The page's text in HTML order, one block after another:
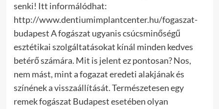
senki! Itt informálódhat:
http://www.dentiumimplantcenter.hu/fogaszat-
budapest A fogászat ugyanis csúcsminőségű
esztétikai szolgáltatásokat kínál minden kedves
betérő számára. Mit is jelent ez pontosan? Nos,
nem mást, mint a fogazat eredeti alakjának és
színének a visszaállítását.Természetesen egy
remek fogászat Budapest esetében olyan